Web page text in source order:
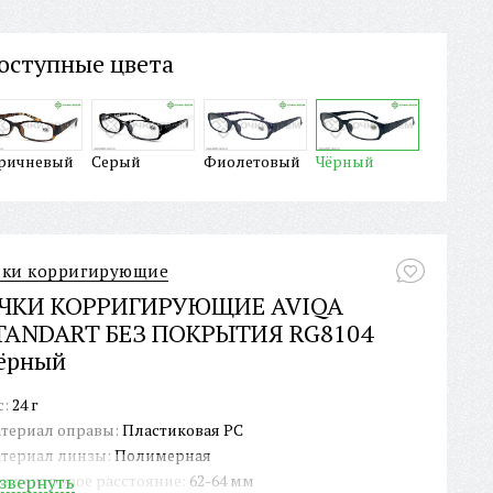
цвета
Серый Фиолетовый Чёрный
корригирующие
КОРРИГИРУЮЩИЕ AVIQA
БЕЗ ПОКРЫТИЯ RG8104
24 г
оправы: Пластиковая PC
линзы: Полимерная
расстояние: 62-64 мм